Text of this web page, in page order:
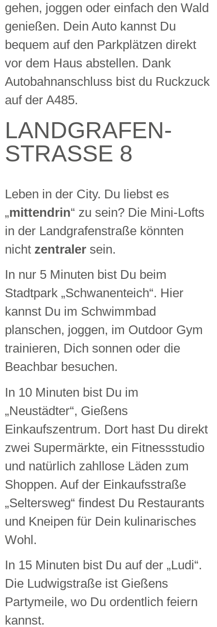
gehen, joggen oder einfach den Wald
genießen. Dein Auto kannst Du
bequem auf den Parkplätzen direkt
vor dem Haus abstellen. Dank
Autobahnanschluss bist du Ruckzuck
auf der A485.
LANDGRAFEN-
STRASSE 8
Leben in der City. Du liebst es
„mittendrin“ zu sein? Die Mini-Lofts
in der Landgrafenstraße könnten
nicht zentraler sein.
In nur 5 Minuten bist Du beim
Stadtpark „Schwanenteich“. Hier
kannst Du im Schwimmbad
planschen, joggen, im Outdoor Gym
trainieren, Dich sonnen oder die
Beachbar besuchen.
In 10 Minuten bist Du im
„Neustädter“, Gießens
Einkaufszentrum. Dort hast Du direkt
zwei Supermärkte, ein Fitnessstudio
und natürlich zahllose Läden zum
Shoppen. Auf der Einkaufsstraße
„Seltersweg“ findest Du Restaurants
und Kneipen für Dein kulinarisches
Wohl.
In 15 Minuten bist Du auf der „Ludi“.
Die Ludwigstraße ist Gießens
Partymeile, wo Du ordentlich feiern
kannst.